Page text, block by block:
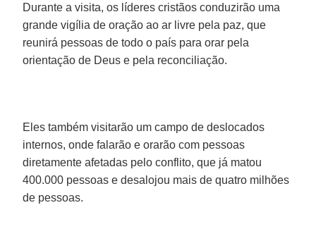
Durante a visita, os líderes cristãos conduzirão uma
grande vigília de oração ao ar livre pela paz, que
reunirá pessoas de todo o país para orar pela
orientação de Deus e pela reconciliação.
Eles também visitarão um campo de deslocados
internos, onde falarão e orarão com pessoas
diretamente afetadas pelo conflito, que já matou
400.000 pessoas e desalojou mais de quatro milhões
de pessoas.